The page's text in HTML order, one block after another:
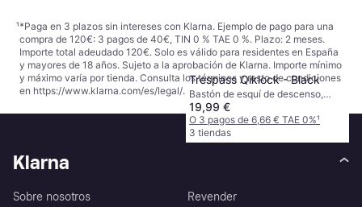
Trespass Qiklock - Black
Bastón de esquí de descenso,
Anciano
19,99 €
O 3 pagos de 6,66 € TAE 0%¹
3 tiendas
¹*Paga en 3 plazos sin intereses con Klarna. Ejemplo de pago para una
compra de 120€: 3 pagos de 40€, TIN 0 % TAE 0 %. Plazo: 2 meses.
Importe total adeudado 120€. Solo es válido para residentes en España
y mayores de 18 años. Sujeto a la aprobación de Klarna. Importe mínimo
y máximo varía por tienda. Consulta los términos y resto de condiciones
en https://www.klarna.com/es/legal/.
Klarna
Sobre nosotros
Revender